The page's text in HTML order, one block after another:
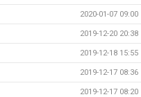
2020-01-07 09:00
2019-12-20 20:38
2019-12-18 15:55
2019-12-17 08:36
2019-12-17 08:20